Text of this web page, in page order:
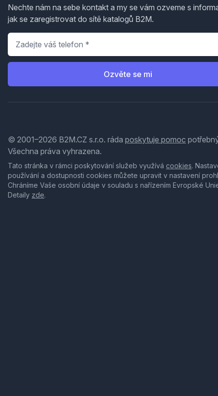
Nechte nám na sebe kontakt a my se vám ozveme s
jak se zaregistrovat do sítě katalogů B2M.
Telefon
Ozvěte se mi
© 2001–2026 B2M.CZ s.r.o. ráda poskytuje pomoc
Všechna práva vyhrazena.
Tato stránka v rámci poskytování služeb využívá cookies.
používání a dostupnosti cookies můžete upravit v nastavení
Chráníme Vaše osobní údaje v souladu s nařízením Evropské
Detaily zde.